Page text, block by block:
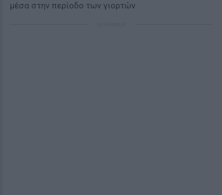
μέσα στην περίοδο των γιορτών.